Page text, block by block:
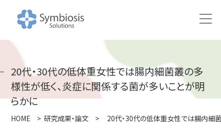
20代・30代の低体重女性では腸内細菌叢の多
様性が低く、炎症に関係する菌が多いことが明
らかに
HOME > 研究成果・論文 > 20代・30代の低体重女性では腸内細
HOME
ニュース
研究アプローチ